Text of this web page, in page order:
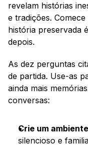
revelam histórias
e tradições.
história preservada
depois.
As dez perguntas
de partida. Use-as
ainda mais
conversas:
Crie um
silencioso e